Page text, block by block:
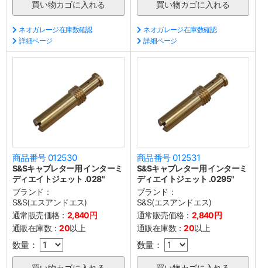
ネオガレージ在庫数確認
詳細ページ
ネオガレージ在庫数確認
詳細ページ
商品番号 012530
S&Sキャブレター用 インターミ
ディエイトジェット .028"
ブランド：
S&S(エスアンドエス)
通常販売価格： 2,840円
通販在庫数：20以上
数量：
商品番号 012531
S&Sキャブレター用 インターミ
ディエイトジェット .0295"
ブランド：
S&S(エスアンドエス)
通常販売価格： 2,840円
通販在庫数：20以上
数量：